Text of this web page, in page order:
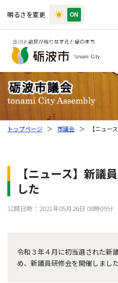
明るさを変更
トップページ ＞ 市議会 ＞ 【ニュー
【ニュース】新議
した
公開日時：2021年05月26日 08時09分
令和３年４月に初当選された新
め、新議員研修会を開催しました